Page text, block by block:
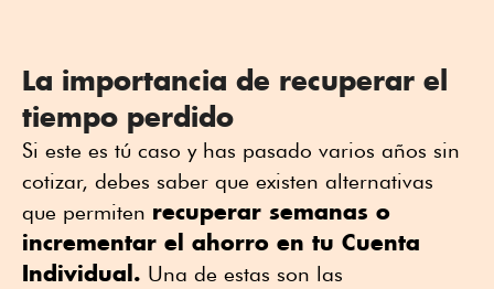
La importancia de recuperar el
tiempo perdido
Si este es tú caso y has pasado varios años sin
cotizar, debes saber que existen alternativas
que permiten recuperar semanas o
incrementar el ahorro en tu Cuenta
Individual. Una de estas son las